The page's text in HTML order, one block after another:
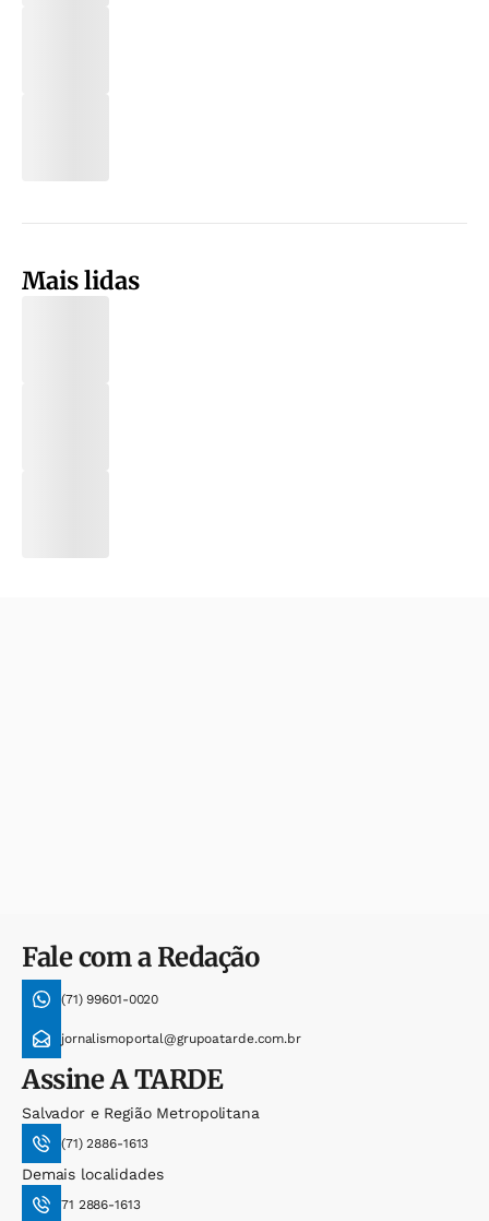
Mais lidas
Fale com a Redação
(71) 99601-0020
jornalismoportal@grupoatarde.com.br
AssineA TARDE
Salvador e Região Metropolitana
(71) 2886-1613
Demais localidades
71 2886-1613